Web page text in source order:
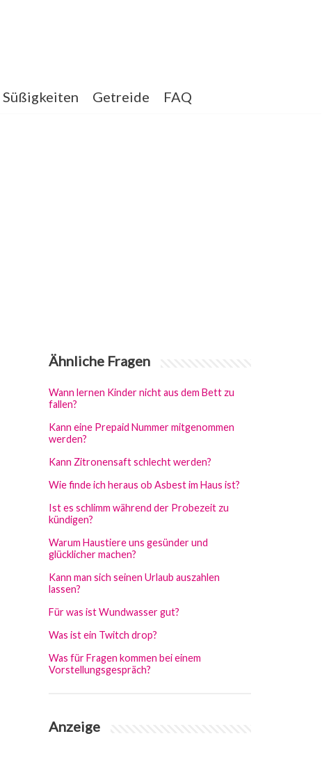
Süßigkeiten Getreide FAQ
Ähnliche Fragen
Wann lernen Kinder nicht aus dem Bett zu
fallen?
Kann eine Prepaid Nummer mitgenommen
werden?
Kann Zitronensaft schlecht werden?
Wie finde ich heraus ob Asbest im Haus ist?
Ist es schlimm während der Probezeit zu
kündigen?
Warum Haustiere uns gesünder und
glücklicher machen?
Kann man sich seinen Urlaub auszahlen
lassen?
Für was ist Wundwasser gut?
Was ist ein Twitch drop?
Was für Fragen kommen bei einem
Vorstellungsgespräch?
Anzeige